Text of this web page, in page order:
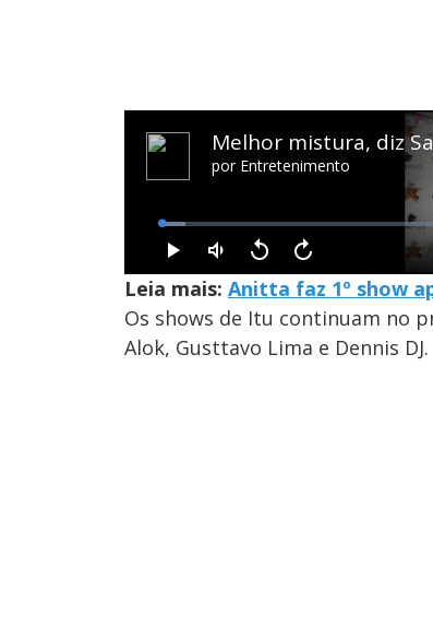
Leia mais: Anitta faz 1º show
Os shows de Itu continuam no
Alok, Gusttavo Lima e Dennis DJ.